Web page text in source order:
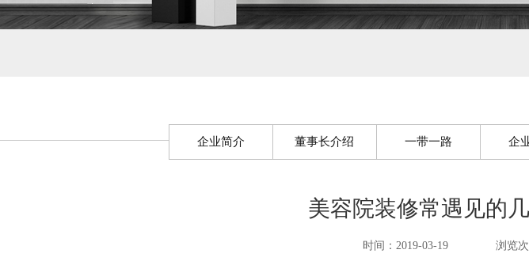
企业简介 董事长介绍 一带一路 企
美容院装修常遇见的
时间：2019-03-19 浏览